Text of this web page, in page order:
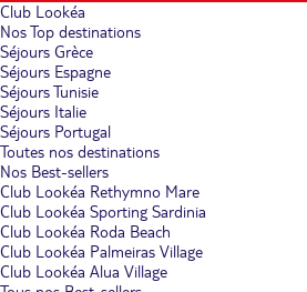
Club Lookéa
Nos Top destinations
Séjours Grèce
Séjours Espagne
Séjours Tunisie
Séjours Italie
Séjours Portugal
Toutes nos destinations
Nos Best-sellers
Club Lookéa Rethymno Mare
Club Lookéa Sporting Sardinia
Club Lookéa Roda Beach
Club Lookéa Palmeiras Village
Club Lookéa Alua Village